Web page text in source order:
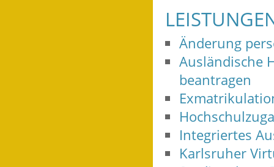
Änderung
Ausländische
beantragen
Integriertes
Karlsruher